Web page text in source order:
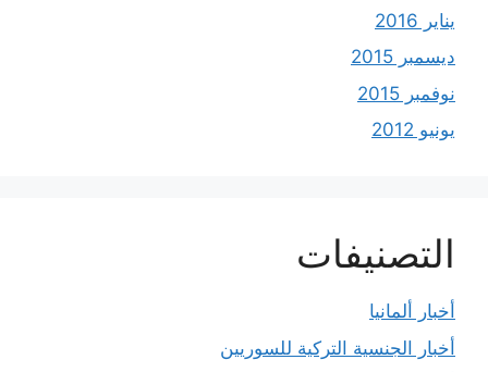
يناير 2016
ديسمبر 2015
نوفمبر 2015
يونيو 2012
التصنيفات
أخبار ألمانيا
أخبار الجنسية التركية للسوريين